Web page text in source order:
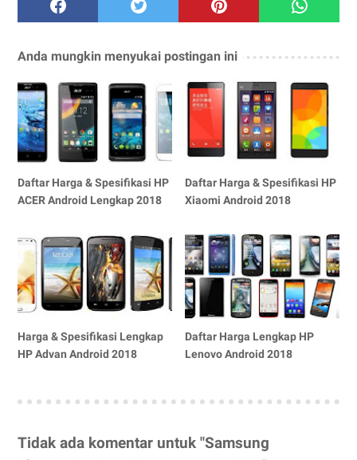
Anda mungkin menyukai postingan ini
Daftar Harga & Spesifikasi HP
ACER Android Lengkap 2018
Daftar Harga & Spesifikasi HP
Xiaomi Android 2018
Harga & Spesifikasi Lengkap
HP Advan Android 2018
Daftar Harga Lengkap HP
Lenovo Android 2018
Tidak ada komentar untuk "Samsung